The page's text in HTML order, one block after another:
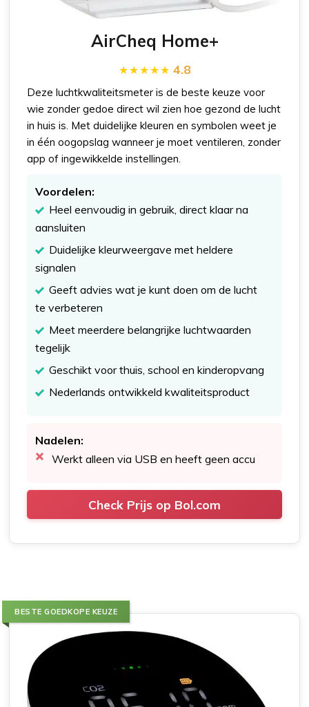
AirCheq Home+
4.8
Deze luchtkwaliteitsmeter is de beste keuze voor
wie zonder gedoe direct wil zien hoe gezond de lucht
in huis is. Met duidelijke kleuren en symbolen weet je
in één oogopslag wanneer je moet ventileren, zonder
app of ingewikkelde instellingen.
Voordelen:
Heel eenvoudig in gebruik, direct klaar na
aansluiten
Duidelijke kleurweergave met heldere
signalen
Geeft advies wat je kunt doen om de lucht
te verbeteren
Meet meerdere belangrijke luchtwaarden
tegelijk
Geschikt voor thuis, school en kinderopvang
Nederlands ontwikkeld kwaliteitsproduct
Nadelen:
Werkt alleen via USB en heeft geen accu
Check Prijs op Bol.com
BESTE GOEDKOPE KEUZE